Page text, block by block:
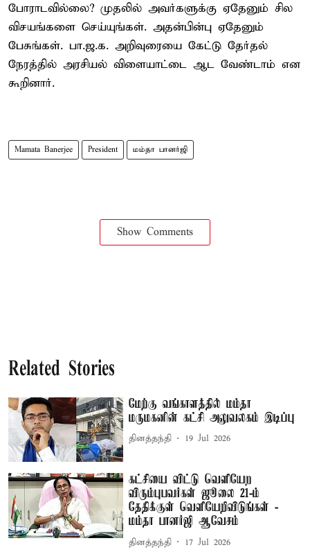
போராடவில்லை? முதலில் அவர்களுக்கு ஏதேனும் சில
விசயங்களை செய்யுங்கள். அதன்பின்பு ஏதேனும்
பேசுங்கள். பா.ஜ.க. அறிவுரையை கேட்டு தேர்தல்
நேரத்தில் அரசியல் விளையாட்டை ஆட வேண்டாம் என
கூறினார்.
Mamata Banerjee President மம்தா பானர்ஜி
Show Comments
Related Stories
மேற்கு வங்காளத்தில் மம்தா
மருமகனின் கட்சி அலுவலகம் இடிப்பு
தினத்தந்தி 19 Jul 2026
கட்சியை விட்டு வெளியேற
விரும்புபவர்கள் ஜூலை 21-ம்
தேதிக்குள் வெளியேறிவிடுங்கள் -
மம்தா பானர்ஜி ஆவேசம்
தினத்தந்தி 17 Jul 2026